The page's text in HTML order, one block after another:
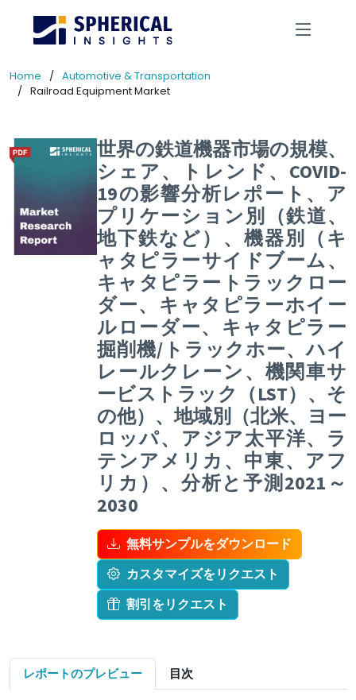
Home
Automotive & Transportation
Railroad Equipment Market
世界の鉄道機器市場の規模、
シェア、トレンド、COVID-
19の影響分析レポート、ア
プリケーション別（鉄道、
地下鉄など）、機器別（キ
ャタピラーサイドブーム、
キャタピラートラックロー
ダー、キャタピラーホイー
ルローダー、キャタピラー
掘削機/トラックホー、ハイ
レールクレーン、機関車サ
ービストラック（LST）、そ
の他）、地域別（北米、ヨー
ロッパ、アジア太平洋、ラ
テンアメリカ、中東、アフ
リカ）、分析と予測2021～
2030
無料サンプルをダウンロード
カスタマイズをリクエスト
割引をリクエスト
レポートのプレビュー 目次